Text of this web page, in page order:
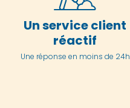
Un service client
réactif
Une réponse en moins de 24h